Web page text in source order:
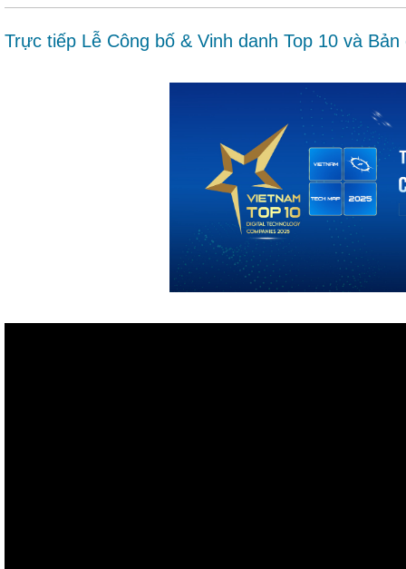
Trực tiếp Lễ Công bố & Vinh danh Top 10 và